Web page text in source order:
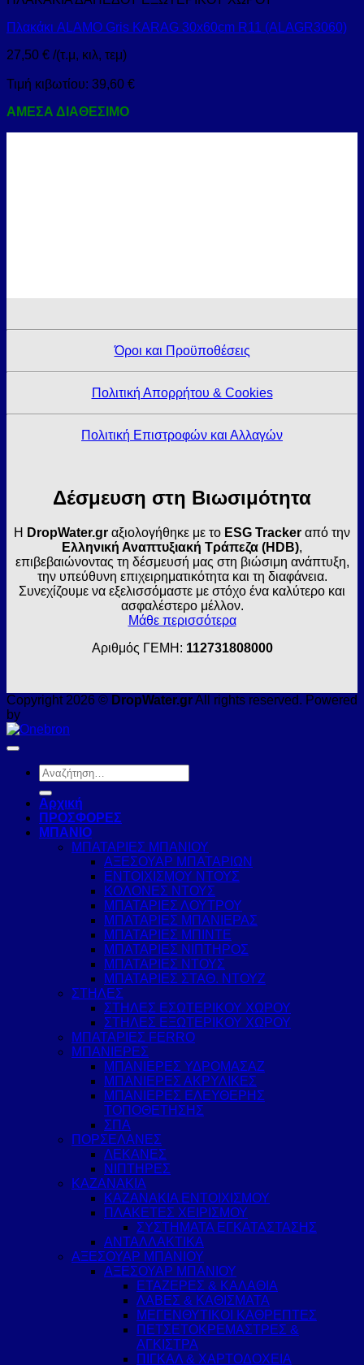
Πλακάκι ALAMO Gris KARAG 30x60cm R11 (ALAGR3060)
27,50 € /(τ.μ, κιλ, τεμ)
Τιμή κιβωτίου: 39,60 €
ΑΜΕΣΑ ΔΙΑΘΕΣΙΜΟ
Όροι και Προϋποθέσεις
Πολιτική Απορρήτου & Cookies
Πολιτική Επιστροφών και Αλλαγών
Δέσμευση στη Βιωσιμότητα
Η DropWater.gr αξιολογήθηκε με το ESG Tracker από την
Ελληνική Αναπτυξιακή Τράπεζα (HDB),
επιβεβαιώνοντας τη δέσμευσή μας στη βιώσιμη ανάπτυξη,
την υπεύθυνη επιχειρηματικότητα και τη διαφάνεια.
Συνεχίζουμε να εξελισσόμαστε με στόχο ένα καλύτερο και
ασφαλέστερο μέλλον.
Μάθε περισσότερα
Αριθμός ΓΕΜΗ: 112731808000
Copyright 2026 © DropWater.grAll rights reserved. Powered
by
Αναζήτηση
για:
Αρχική
ΠΡΟΣΦΟΡΕΣ
ΜΠΑΝΙΟ
ΜΠΑΤΑΡΙΕΣ ΜΠΑΝΙΟΥ
ΑΞΕΣΟΥΑΡ ΜΠΑΤΑΡΙΩΝ
ΕΝΤΟΙΧΙΣΜΟΥ ΝΤΟΥΣ
ΚΟΛΟΝΕΣ ΝΤΟΥΣ
ΜΠΑΤΑΡΙΕΣ ΛΟΥΤΡΟΥ
ΜΠΑΤΑΡΙΕΣ ΜΠΑΝΙΕΡΑΣ
ΜΠΑΤΑΡΙΕΣ ΜΠΙΝΤΕ
ΜΠΑΤΑΡΙΕΣ ΝΙΠΤΗΡΟΣ
ΜΠΑΤΑΡΙΕΣ ΝΤΟΥΣ
ΜΠΑΤΑΡΙΕΣ ΣΤΑΘ. ΝΤΟΥΖ
ΣΤΗΛΕΣ
ΣΤΗΛΕΣ ΕΣΩΤΕΡΙΚΟΥ ΧΩΡΟΥ
ΣΤΗΛΕΣ ΕΞΩΤΕΡΙΚΟΥ ΧΩΡΟΥ
ΜΠΑΤΑΡΙΕΣ FERRO
ΜΠΑΝΙΕΡΕΣ
ΜΠΑΝΙΕΡΕΣ ΥΔΡΟΜΑΣΑΖ
ΜΠΑΝΙΕΡΕΣ ΑΚΡΥΛΙΚΕΣ
ΜΠΑΝΙΕΡΕΣ ΕΛΕΥΘΕΡΗΣ
ΤΟΠΟΘΕΤΗΣΗΣ
ΣΠΑ
ΠΟΡΣΕΛΑΝΕΣ
ΛΕΚΑΝΕΣ
ΝΙΠΤΗΡΕΣ
ΚΑΖΑΝΑΚΙΑ
ΚΑΖΑΝΑΚΙΑ ΕΝΤΟΙΧΙΣΜΟΥ
ΠΛΑΚΕΤΕΣ ΧΕΙΡΙΣΜΟΥ
ΣΥΣΤΗΜΑΤΑ ΕΓΚΑΤΑΣΤΑΣΗΣ
ΑΝΤΑΛΛΑΚΤΙΚΑ
ΑΞΕΣΟΥΑΡ ΜΠΑΝΙΟΥ
ΑΞΕΣΟΥΑΡ ΜΠΑΝΙΟΥ
ΕΤΑΖΕΡΕΣ & ΚΑΛΑΘΙΑ
ΛΑΒΕΣ & ΚΑΘΙΣΜΑΤΑ
ΜΕΓΕΝΘΥΤΙΚΟΙ ΚΑΘΡΕΠΤΕΣ
ΠΕΤΣΕΤΟΚΡΕΜΑΣΤΡΕΣ &
ΑΓΚΙΣΤΡΑ
ΠΙΓΚΑΛ & ΧΑΡΤΟΔΟΧΕΙΑ